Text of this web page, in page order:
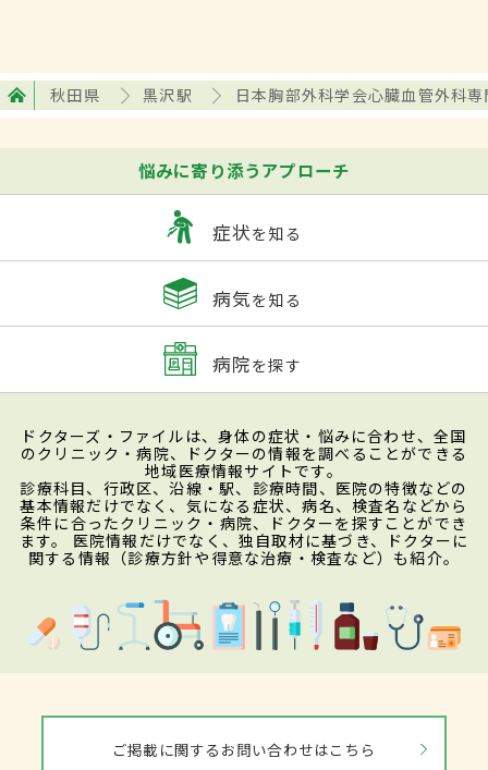
秋田県 黒沢駅 日本胸部外科学会心臓血管外科
悩みに寄り添うアプローチ
症状を知る
病気を知る
病院を探す
ドクターズ・ファイルは、身体の症状・悩みに合わせ、全国
のクリニック・病院、ドクターの情報を調べることができる
地域医療情報サイトです。
診療科目、行政区、沿線・駅、診療時間、医院の特徴などの
基本情報だけでなく、気になる症状、病名、検査名などから
条件に合ったクリニック・病院、ドクターを探すことができ
ます。 医院情報だけでなく、独自取材に基づき、ドクターに
関する情報（診療方針や得意な治療・検査など）も紹介。
ご掲載に関するお問い合わせはこちら